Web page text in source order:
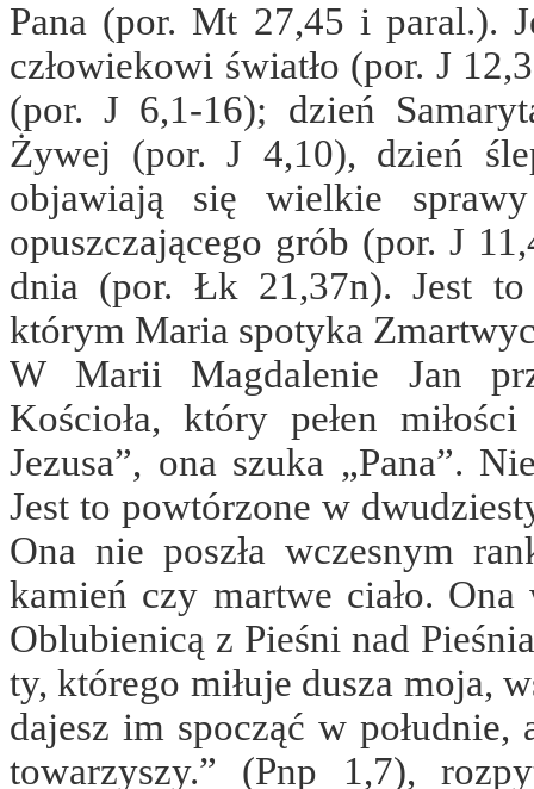
Pana (por. Mt 27,45 i paral.).
człowiekowi światło (por. J
(por. J 6,1-16); dzień
Żywej (por. J 4,10), dzień
objawiają się wielkie
opuszczającego grób (por. J
dnia (por. Łk 21,37n). Jest
którym Maria spotyka
W Marii Magdalenie Jan
Kościoła, który pełen
Jezusa”, ona szuka „Pana”.
Jest to powtórzone w
Ona nie poszła wczesnym
kamień czy martwe ciało. Ona
Oblubienicą z Pieśni nad
ty, którego miłuje dusza moja,
dajesz im spocząć w południe,
towarzyszy.” (Pnp 1,7),